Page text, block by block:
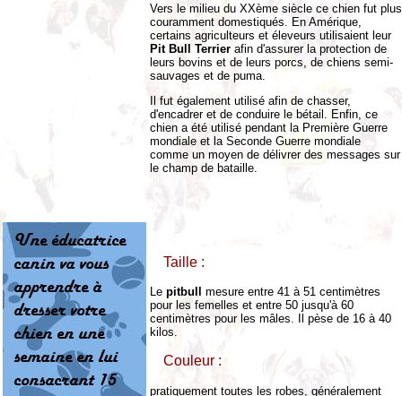
Vers le milieu du XXème siècle ce chien fut plus
couramment domestiqués. En Amérique,
certains agriculteurs et éleveurs utilisaient leur
Pit Bull Terrier afin d'assurer la protection de
leurs bovins et de leurs porcs, de chiens semi-
sauvages et de puma.
Il fut également utilisé afin de chasser,
d'encadrer et de conduire le bétail. Enfin, ce
chien a été utilisé pendant la Première Guerre
mondiale et la Seconde Guerre mondiale
comme un moyen de délivrer des messages sur
le champ de bataille.
Taille :
Le pitbull
mesure entre 41 à 51 centimètres
pour les femelles et entre 50 jusqu'à 60
centimètres pour les mâles. Il pèse de 16 à 40
kilos.
Couleur :
pratiquement toutes les robes, généralement